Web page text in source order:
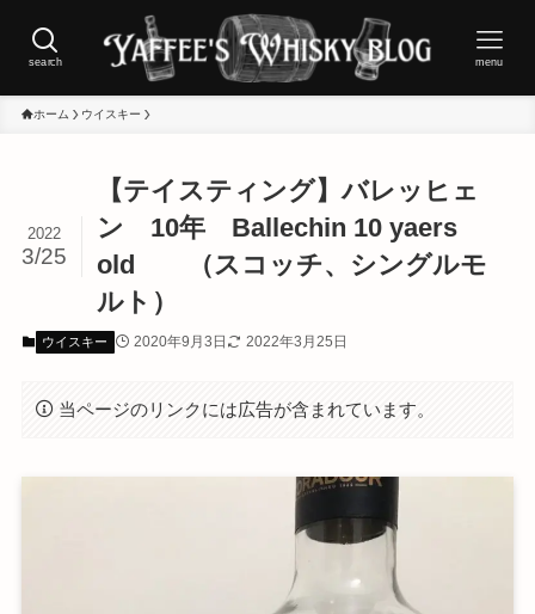
search menu
ホーム ウイスキー
【テイスティング】バレッヒェ
ン 10年 Ballechin 10 yaers
old （スコッチ、シングルモ
ルト）
2022
3/25
ウイスキー 2020年9月3日 2022年3月25日
当ページのリンクには広告が含まれています。